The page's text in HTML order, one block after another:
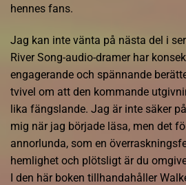
hennes fans.
Jag kan inte vänta på nästa del i
River Song-audio-dramer har
engagerande och spännande
tvivel om att den kommande
lika fängslande. Jag är inte säker
mig när jag började läsa, men det
annorlunda, som en
hemlighet och plötsligt är du
I den här boken tillhandahåller